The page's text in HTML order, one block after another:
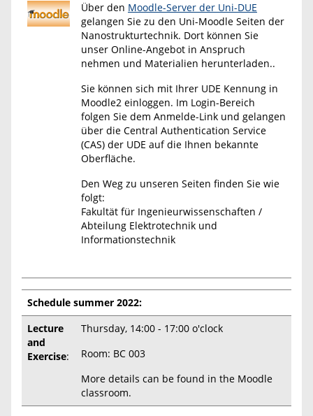
Über den Moodle-Server der Uni-DUE
gelangen Sie zu den Uni-Moodle Seiten der
Nanostrukturtechnik. Dort können Sie
unser Online-Angebot in Anspruch
nehmen und Materialien herunterladen..
Sie können sich mit Ihrer UDE Kennung in
Moodle2 einloggen. Im Login-Bereich
folgen Sie dem Anmelde-Link und gelangen
über die Central Authentication Service
(CAS) der UDE auf die Ihnen bekannte
Oberfläche.
Den Weg zu unseren Seiten finden Sie wie
folgt:
Fakultät für Ingenieurwissenschaften /
Abteilung Elektrotechnik und
Informationstechnik
Schedule summer 2022:
Lecture
and
Exercise:
Thursday, 14:00 - 17:00 o'clock
Room: BC 003
More details can be found in the Moodle
classroom.